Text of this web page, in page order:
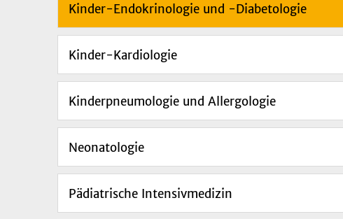
Kinder-Endokrinologie und -Diabetologie
Kinder-Kardiologie
Kinderpneumologie und Allergologie
Neonatologie
Pädiatrische Intensivmedizin